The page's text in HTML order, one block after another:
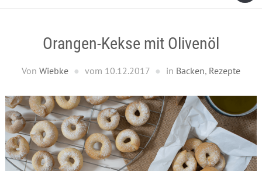
Orangen-Kekse mit Olivenöl
Von Wiebke vom 10.12.2017 in Backen, Rezepte